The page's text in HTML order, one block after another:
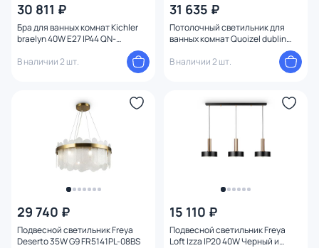
30 811 ₽
Бра для ванных комнат Kichler
braelyn 40W E27 IP44 QN-
В наличии 2 шт.
31 635 ₽
Потолочный светильник для
ванных комнат Quoizel dublin
40W G9 IP44 QZ-DUBLIN-SF-PNBR
В наличии 2 шт.
29 740 ₽
Подвесной светильник Freya
Deserto 35W G9 FR5141PL-08BS
15 110 ₽
Подвесной светильник Freya
Loft Izza IP20 40W Черный и